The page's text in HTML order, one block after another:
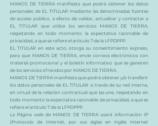
MANOS DE TIERRA manifiesta que podrá obtener los datos
personales de EL TITULAR mediante las denominadas fuentes
de acceso público, a efecto de validar, actualizar y contactar a
EL TITULAR que utilice los servicios MANOS DE TIERRA,
respetando en todo momento la expectativa razonable de
privacidad, a que se refiere el artículo 7 de la LFPDPPP.
EL TITULAR en este acto, otorga su consentimiento expreso,
para que MANOS DE TIERRA, envíe correos electrónicos con
material promocional y el boletín informativo que se generen
de los servicios ofrecidos por MANOS DE TIERRA.
MANOS DE TIERRA manifiesta que podrá obtener y/o transferir
los datos personales de EL TITULAR a través de su red interna,
en virtud de la relación contractual que las une, respetando en
todo momento la expectativa razonable de privacidad, a que se
refiere el artículo 7 de la LFPDPPP.
La Página web de MANOS DE TIERRA usará información IP
(Protocolo de Internet, por sus siglas en inglés Internet